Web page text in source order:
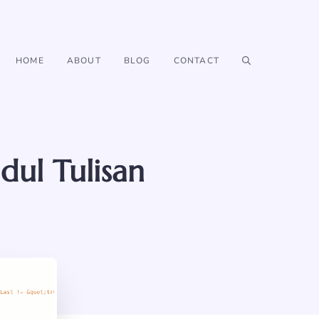
HOME ABOUT BLOG CONTACT
Tulisan